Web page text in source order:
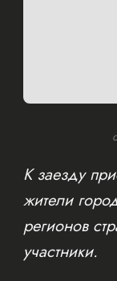
К заезду
жители
регионов
участники.